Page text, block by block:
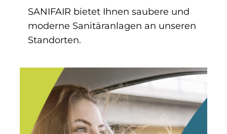
SANIFAIR bietet Ihnen saubere und
moderne Sanitäranlagen an unseren
Standorten.